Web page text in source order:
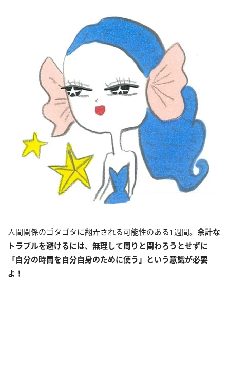
人間関係のゴタゴタに翻弄される可能性のある1週間。 余計な
トラブルを避けるには、無理して周りと関わろうとせずに
「自分の時間を自分自身のために使う」という意識が必要
よ！